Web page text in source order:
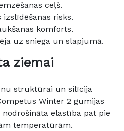
ceļš.
izslīdēšanas risks.
komforts.
uz sniega un slapjumā.
ziemai
struktūrai un silīcija
Winter 2 gumijas
nodrošināta elastība pat pie
temperatūrām.